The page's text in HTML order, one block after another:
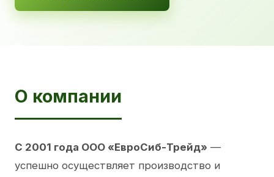
О компании
С 2001 года ООО «ЕвроСиб-Трейд» —
успешно осуществляет производство и